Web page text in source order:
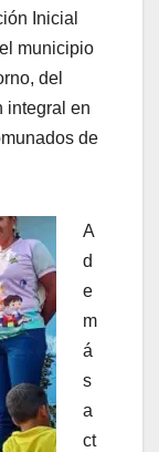
Inicial
municipio
del
integral en
de
A
d
e
m
á
s
a
ct